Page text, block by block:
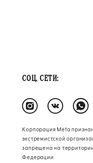
СОЦ. СЕТИ:
Корпорация Meta
экстремистской
запрещена на
Федерации